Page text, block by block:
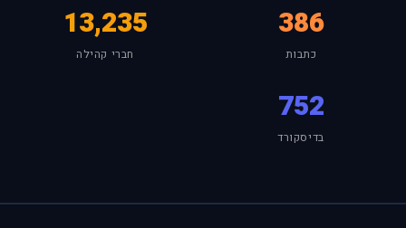
386
כתבות
13,235
חברי קהילה
752
בדיסקורד